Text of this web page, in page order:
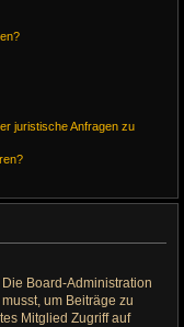
juristische Anfragen zu
Board-Administration
um Beiträge zu
Mitglied Zugriff auf